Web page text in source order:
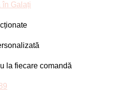
în Galați
la fiecare comandă